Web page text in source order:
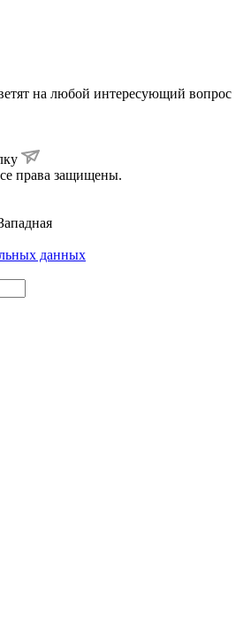
на любой интересующий вопрос
права защищены.
данных